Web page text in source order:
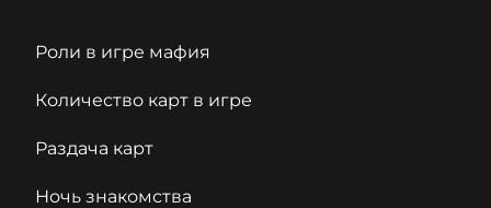
Роли в игре мафия
Количество карт в игре
Раздача карт
Ночь знакомства